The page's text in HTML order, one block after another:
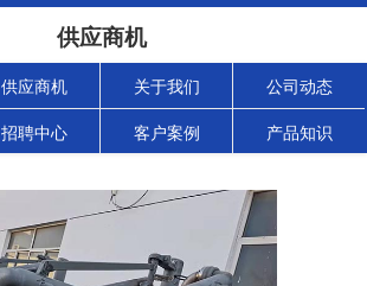
供应商机
供应商机 关于我们 公司动态
招聘中心 客户案例 产品知识